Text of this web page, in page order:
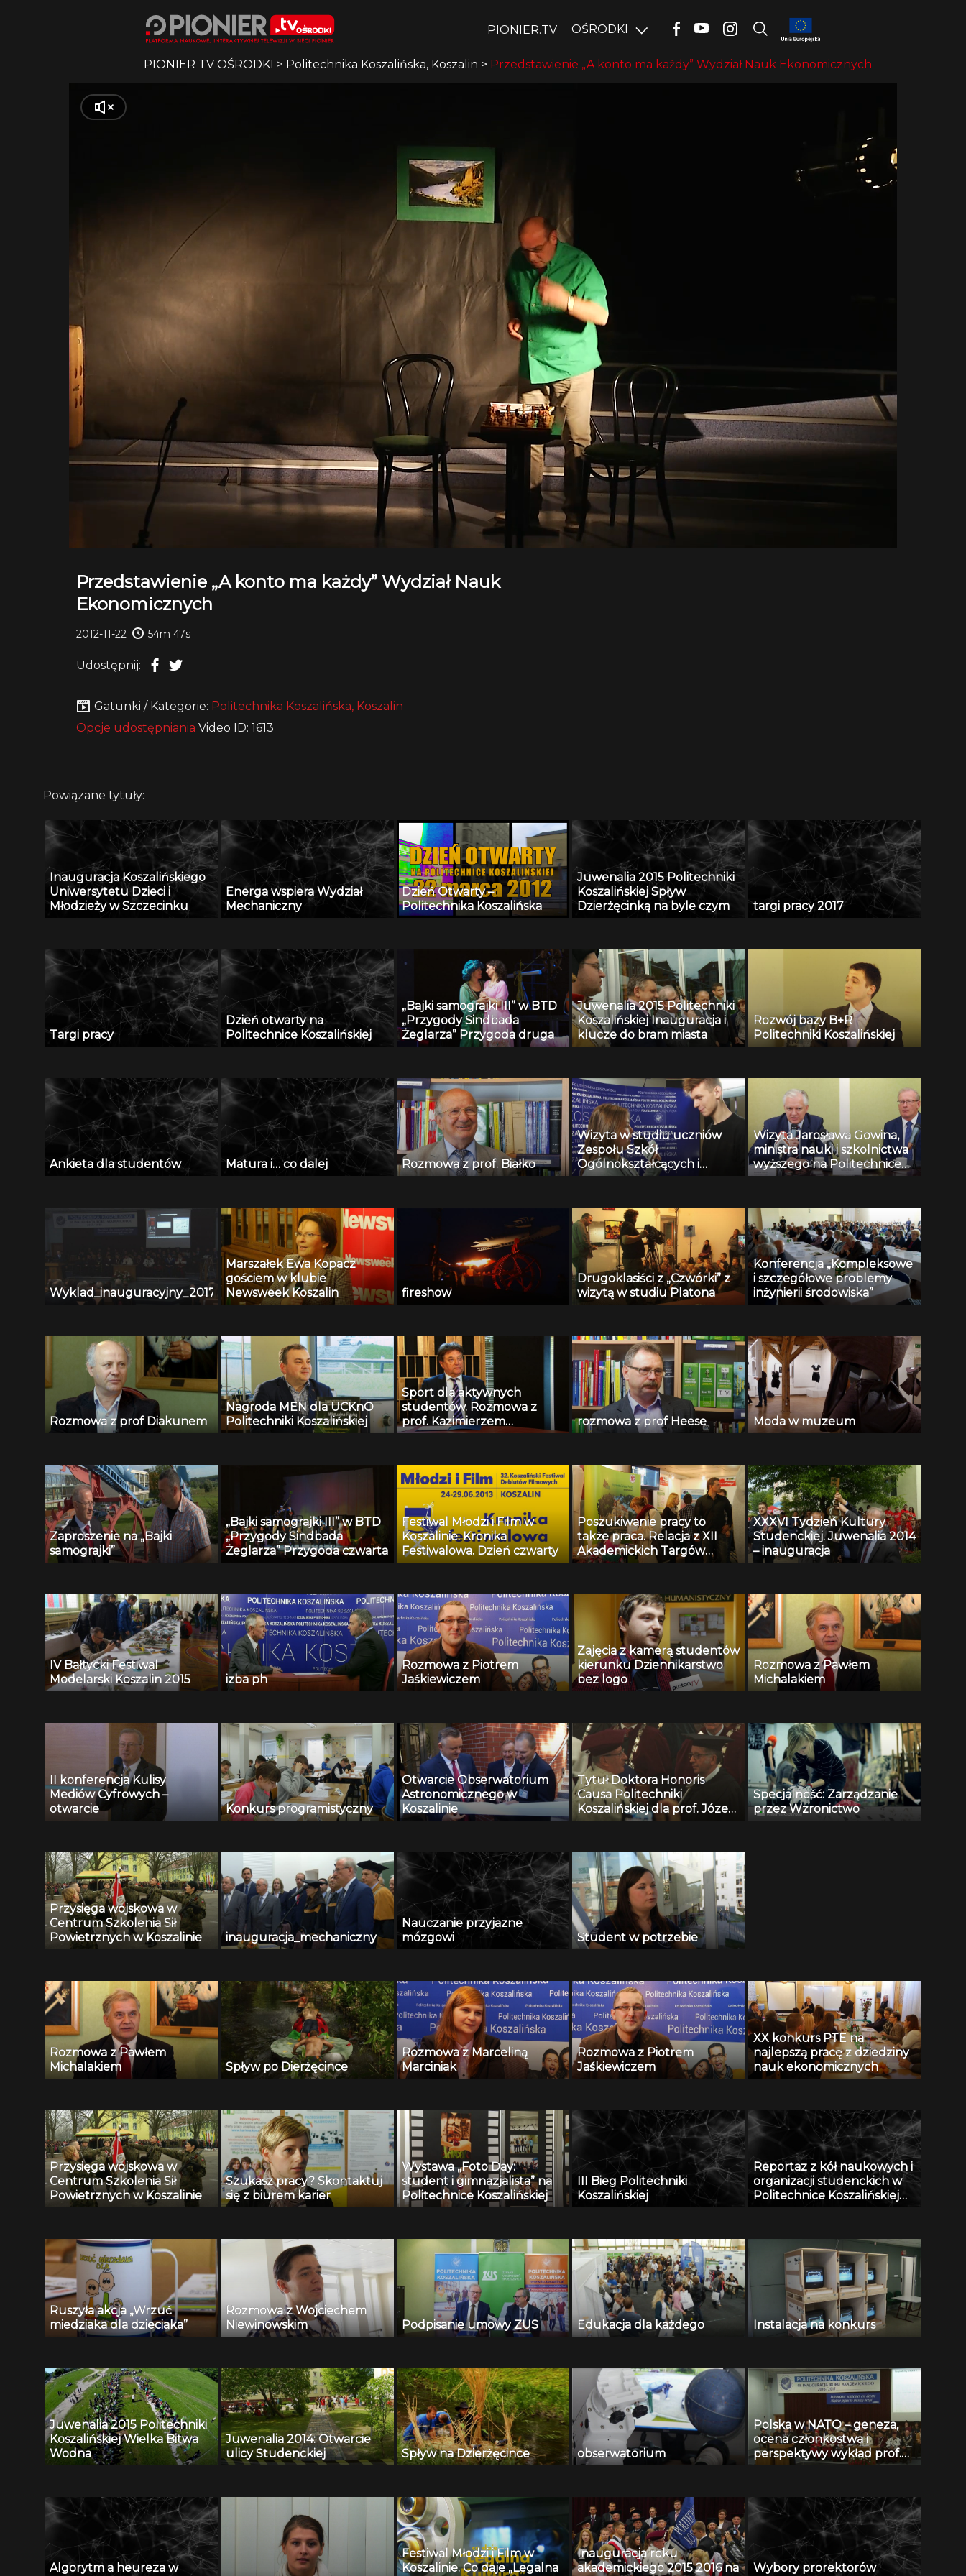
PIONIER.TV OŚRODKI
PIONIER TV OŚRODKI > Politechnika Koszalińska, Koszalin > Przedstawienie „A konto ma każdy” Wydział Nauk Ekonomicznych
Przedstawienie „A konto ma każdy” Wydział Nauk
Ekonomicznych
2012-11-22 54m 47s
Udostępnij:
Gatunki / Kategorie: Politechnika Koszalińska, Koszalin
Opcje udostępniania Video ID: 1613
Powiązane tytuły:
Inauguracja Koszalińskiego
Uniwersytetu Dzieci i
Młodzieży w Szczecinku
Energa wspiera Wydział
Mechaniczny
Dzień Otwarty –
Politechnika Koszalińska
Juwenalia 2015 Politechniki
Koszalińskiej Spływ
Dzierżęcinką na byle czym
targi pracy 2017
Targi pracy
Dzień otwarty na
Politechnice Koszalińskiej
„Bajki samograjki III” w BTD
„Przygody Sindbada
Żeglarza” Przygoda druga
Juwenalia 2015 Politechniki
Koszalińskiej Inauguracja i
klucze do bram miasta
Rozwój bazy B+R
Politechniki Koszalińskiej
Ankieta dla studentów Matura i… co dalej Rozmowa z prof. Białko
Wizyta w studiu uczniów
Zespołu Szkół
Ogólnokształcących i
Technicznych w Miastku
Wizyta Jarosława Gowina,
ministra nauki i szkolnictwa
wyższego na Politechnice
Koszalińskiej
Wyklad_inauguracyjny_2017
Marszałek Ewa Kopacz
gościem w klubie
Newsweek Koszalin
fireshow
Drugoklasiści z „Czwórki” z
wizytą w studiu Platona
Konferencja „Kompleksowe
i szczegółowe problemy
inżynierii środowiska”
Rozmowa z prof Diakunem
Nagroda MEN dla UCKnO
Politechniki Koszalińskiej
Sport dla aktywnych
studentów. Rozmowa z
prof. Kazimierzem
Szymańskim
rozmowa z prof Heese Moda w muzeum
Zaproszenie na „Bajki
samograjki”
„Bajki samograjki III” w BTD
„Przygody Sindbada
Żeglarza” Przygoda czwarta
Festiwal Młodzi i Film w
Koszalinie. Kronika
Festiwalowa. Dzień czwarty
Poszukiwanie pracy to
także praca. Relacja z XII
Akademickich Targów
Pracy Politechniki
XXXVI Tydzień Kultury
Studenckiej. Juwenalia 2014
– inauguracja
IV Bałtycki Festiwal
Modelarski Koszalin 2015
izba ph
Rozmowa z Piotrem
Jaśkiewiczem
Zajęcia z kamerą studentów
kierunku Dziennikarstwo
bez logo
Rozmowa z Pawłem
Michalakiem
II konferencja Kulisy
Mediów Cyfrowych –
otwarcie
Konkurs programistyczny
Otwarcie Obserwatorium
Astronomicznego w
Koszalinie
Tytuł Doktora Honoris
Causa Politechniki
Koszalińskiej dla prof. Józefa
Gawlika z Politechniki
Specjalność: Zarządzanie
przez Wzronictwo
Przysięga wojskowa w
Centrum Szkolenia Sił
Powietrznych w Koszalinie
inauguracja_mechaniczny
Nauczanie przyjazne
mózgowi
Student w potrzebie
Rozmowa z Pawłem
Michalakiem
Spływ po Dierżęcince
Rozmowa z Marceliną
Marciniak
Rozmowa z Piotrem
Jaśkiewiczem
XX konkurs PTE na
najlepszą pracę z dziedziny
nauk ekonomicznych
Przysięga wojskowa w
Centrum Szkolenia Sił
Powietrznych w Koszalinie
Szukasz pracy? Skontaktuj
się z biurem karier
Wystawa „Foto Day:
student i gimnazjalista” na
Politechnice Koszalińskiej
III Bieg Politechniki
Koszalińskiej
Reportaz z kół naukowych i
organizacji studenckich w
Politechnice Koszalińskiej
Ruszyła akcja „Wrzuć
miedziaka dla dzieciaka”
Rozmowa z Wojciechem
Niewinowskim
Podpisanie umowy ZUS Edukacja dla każdego Instalacja na konkurs
Juwenalia 2015 Politechniki
Koszalińskiej Wielka Bitwa
Wodna
Juwenalia 2014: Otwarcie
ulicy Studenckiej
Spływ na Dzierżęcince obserwatorium
Polska w NATO – geneza,
ocena członkostwa i
perspektywy wykład prof.
Michała Polaka
akademicki 2016 2017 na
Politechnice Koszalińskiej
Algorytm a heureza w
Festiwal Młodzi i Film w
Koszalinie. Co daje „Legalna
Inauguracja roku
akademickiego 2015 2016 na
Wybory prorektorów